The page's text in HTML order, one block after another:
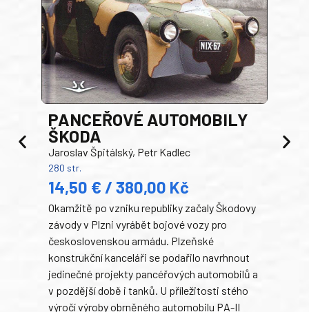
PANCEŘOVÉ AUTOMOBILY
ŠKODA
Jaroslav Špitálský, Petr Kadlec
280 str.
14,50 € / 380,00 Kč
Okamžitě po vzniku republiky začaly Škodovy
závody v Plzni vyrábět bojové vozy pro
československou armádu. Plzeňské
konstrukční kanceláři se podařilo navrhnout
jedinečné projekty pancéřových automobilů a
v pozdější době i tanků. U příležitosti stého
výročí výroby obrněného automobilu PA-II